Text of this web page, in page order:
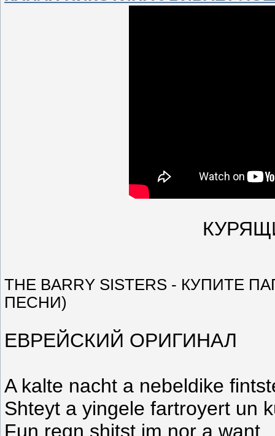
THE BARRY SISTERS - КУПИТЕ
ПЕСНИ)
ЕВРЕЙСКИЙ ОРИГИНАЛ
A kalte nacht a nebeldike
Shteyt a yingele fartroyert un
Fun regn shitst im nor a want